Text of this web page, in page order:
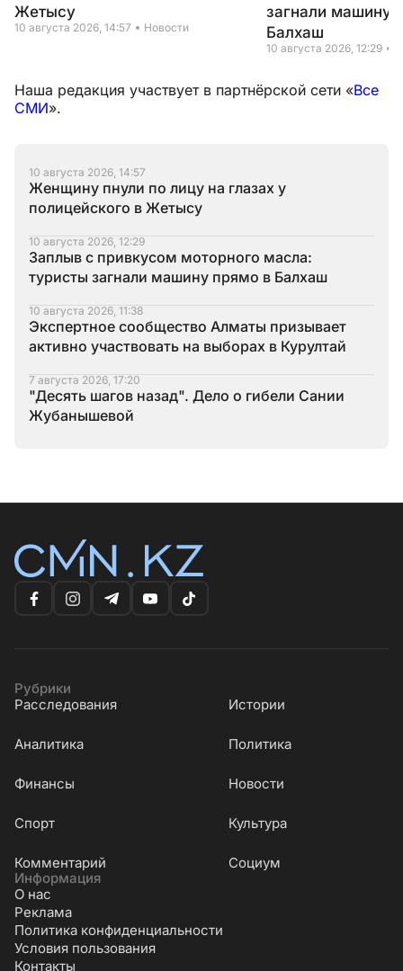
Жетысу
10 августа 2026, 14:57 Новости
загнали машину
Балхаш
10 августа 2026, 12:29
Наша редакция участвует в партнёрской сети «Все
СМИ».
10 августа 2026, 14:57
Женщину пнули по лицу на глазах у
полицейского в Жетысу
10 августа 2026, 12:29
Заплыв с привкусом моторного масла:
туристы загнали машину прямо в Балхаш
10 августа 2026, 11:38
Экспертное сообщество Алматы призывает
активно участвовать на выборах в Курултай
7 августа 2026, 17:20
"Десять шагов назад". Дело о гибели Сании
Жубанышевой
Рубрики
Расследования
Истории
Аналитика Политика
Финансы Новости
Cпорт Культура
Комментарий
Социум
Информация
О нас
Реклама
Политика конфиденциальности
Условия пользования
Контакты